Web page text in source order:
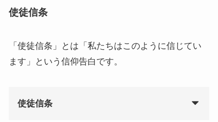
使徒信条
「使徒信条」とは「私たちはこのように信じてい
ます」という信仰告白です。
使徒信条